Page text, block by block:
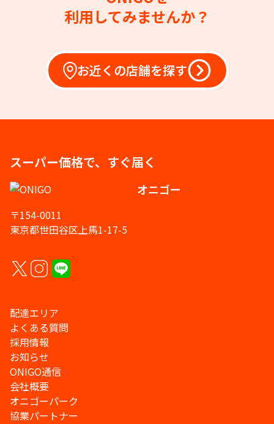
利用してみませんか？
お近くの店舗を探す
スーパー価格で、すぐ届く
オニゴー
〒154-0011
東京都世田谷区上馬1-17-5
配達エリア
よくある質問
採用情報
お知らせ
ONIGO通信
会社概要
オニゴーパーク
協業パートナー